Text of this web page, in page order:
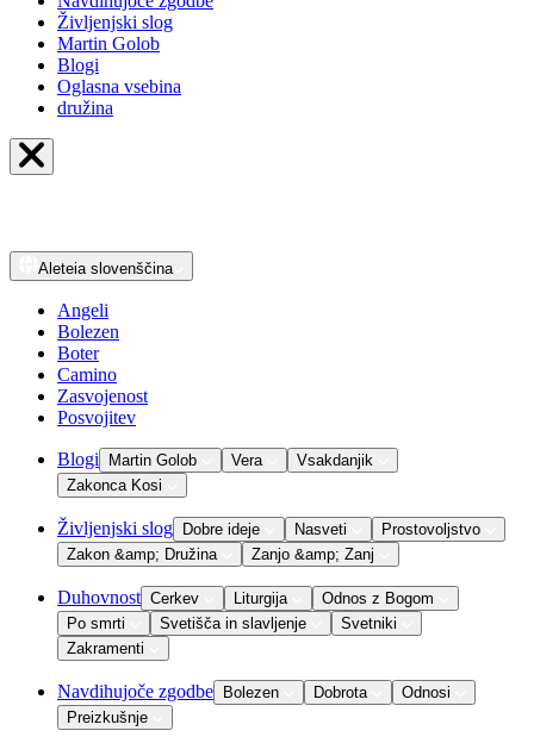
Življenjski slog
Martin Golob
Blogi
Oglasna vsebina
družina
Aleteia slovenščina
Angeli
Bolezen
Boter
Camino
Zasvojenost
Posvojitev
Blogi Martin Golob Vera
Vsakdanjik
Zakonca Kosi
Življenjski slog Dobre ideje Nasveti
Prostovoljstvo
Zakon &amp; Družina
Zanjo &amp; Zanj
Duhovnost Cerkev Liturgija
Odnos z Bogom
Po smrti
Svetišča in slavljenje
Svetniki
Zakramenti
Navdihujoče zgodbe Bolezen Dobrota
Odnosi
Preizkušnje